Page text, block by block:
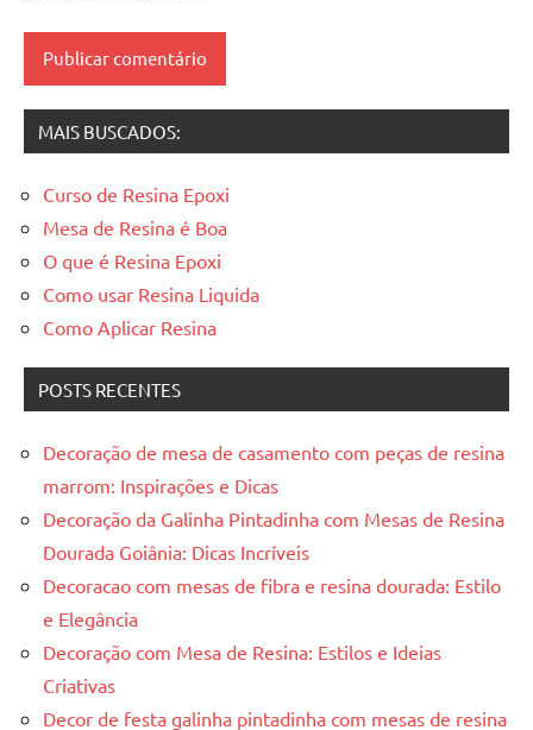
mesas
resinadas
MAIS BUSCADOS:
Curso de Resina Epoxi
Mesa de Resina é Boa
O que é Resina Epoxi
Como usar Resina Liquida
Como Aplicar Resina
POSTS RECENTES
Decoração de mesa de casamento com peças de resina
marrom: Inspirações e Dicas
Decoração da Galinha Pintadinha com Mesas de Resina
Dourada Goiânia: Dicas Incríveis
Decoracao com mesas de fibra e resina dourada: Estilo
e Elegância
Decoração com Mesa de Resina: Estilos e Ideias
Criativas
Decor de festa galinha pintadinha com mesas de resina